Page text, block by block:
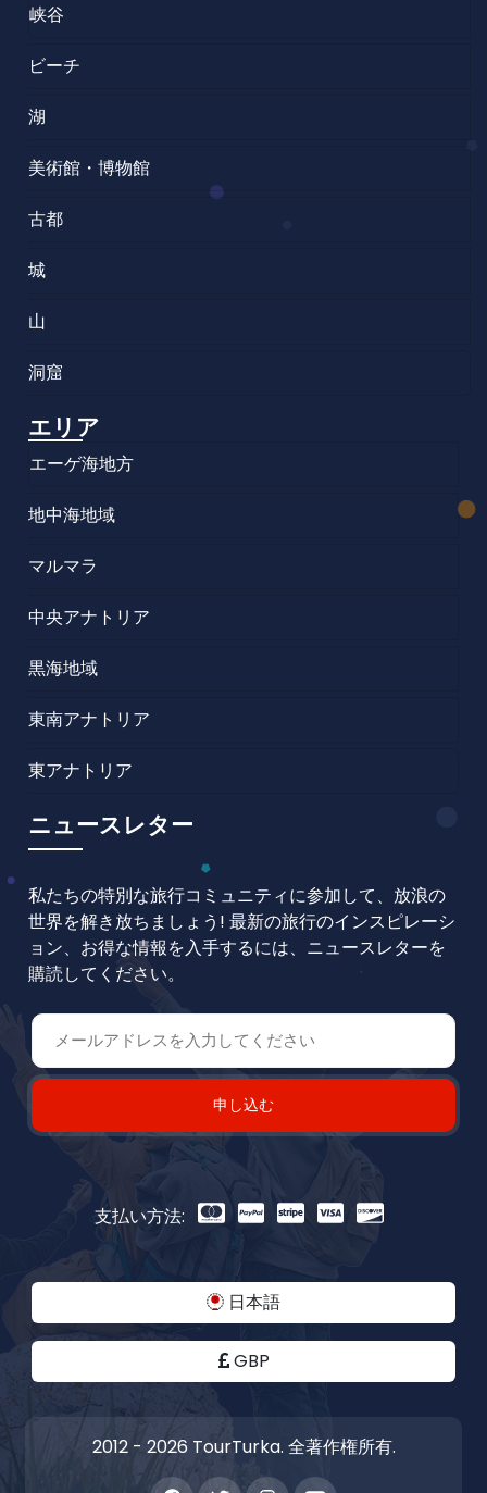
峡谷
ビーチ
湖
美術館・博物館
古都
城
山
洞窟
エリア
エーゲ海地方
地中海地域
マルマラ
中央アナトリア
黒海地域
東南アナトリア
東アナトリア
ニュースレター
私たちの特別な旅行コミュニティに参加して、放浪の
世界を解き放ちましょう! 最新の旅行のインスピレーシ
ョン、お得な情報を入手するには、ニュースレターを
購読してください。
申し込む
支払い方法:
日本語
GBP
2012 - 2026 TourTurka. 全著作権所有.